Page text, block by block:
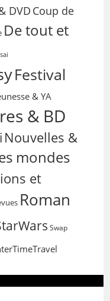
DVD Coup de
De tout et
Festival
& YA
& BD
Nouvelles &
mondes
et
Roman
Swap